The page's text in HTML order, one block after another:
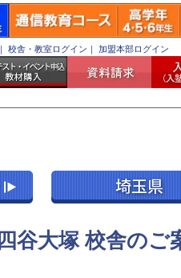
｜ 校舎・教室ログイン ｜ 加盟本部ログイン
四谷大塚 校舎のご